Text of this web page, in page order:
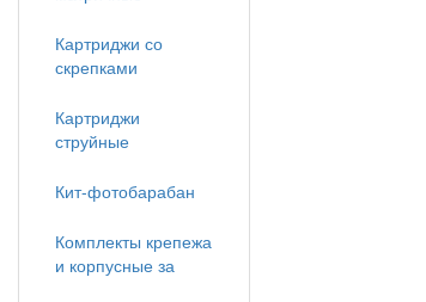
Картриджи со
скрепками
Картриджи
струйные
Кит-фотобарабан
Комплекты крепежа
и корпусные за